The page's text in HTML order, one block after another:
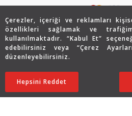
Çerezler, içeriği ve reklamları
özellikleri sağlamak ve
kullanılmaktadır. “Kabul Et”
edebilirsiniz veya “Çerez
düzenleyebilirsiniz.
Hepsini Reddet
66.080 TL
33.040TL
© 2026
Copyright © 2026 Assos Pırlanta